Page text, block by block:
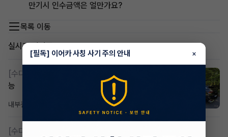
만기시 인수금액은 얼만가요?
목록 이동
실시간 인기글
[수다방]
스포티지하이브리드 승계합니다 맞승계도 가
능
내부결재
[수다방]
[필독] 이어카 사칭 사기 주의 안내 ×